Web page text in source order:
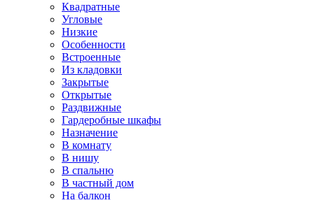
Квадратные
Угловые
Низкие
Особенности
Встроенные
Из кладовки
Закрытые
Открытые
Раздвижные
Гардеробные шкафы
Назначение
В комнату
В нишу
В спальню
В частный дом
На балкон